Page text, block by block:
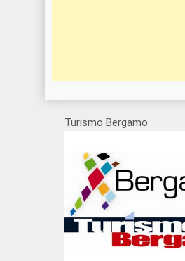
Turismo Bergamo